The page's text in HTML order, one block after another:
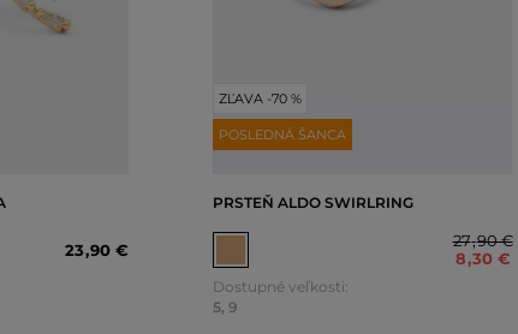
23,90 €
ZĽAVA -70 %
POSLEDNÁ ŠANCA
PRSTEŇ ALDO SWIRLRING
27,90 €
8,30 €
Dostupné veľkosti:
5, 9